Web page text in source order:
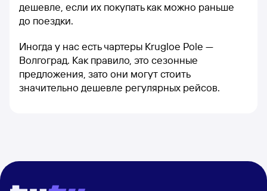
дешевле, если их покупать как можно раньше
до поездки.
Иногда у нас есть чартеры Krugloe Pole —
Волгоград. Как правило, это сезонные
предложения, зато они могут стоить
значительно дешевле регулярных рейсов.